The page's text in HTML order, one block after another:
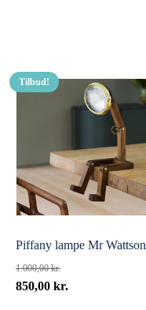
Tilbud!
Piffany lampe Mr Wattson
1.000,00kr.
Den
850,00 kr.